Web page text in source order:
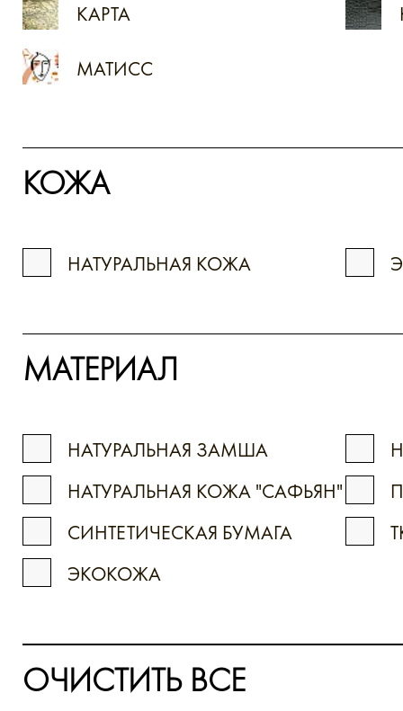
КАРТА
МАТИСС
КОЖА
НАТУРАЛЬНАЯ КОЖА
МАТЕРИАЛ
НАТУРАЛЬНАЯ ЗАМША
НАТУРАЛЬНАЯ КОЖА "САФЬЯН"
СИНТЕТИЧЕСКАЯ БУМАГА
ЭКОКОЖА
ОЧИСТИТЬ ВСЕ